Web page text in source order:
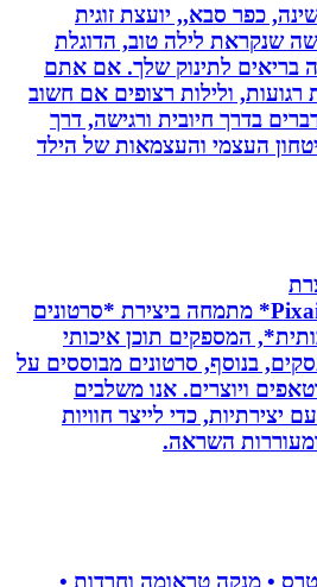
כפר סבא,, יועצת זוגית
שנקראת לילה טוב, הדוגלת
בריאים לתינוק שלך. אם אתם
ולילות רצופים אם חשוב
בדרך חיובית ורגישה, דרך
העצמי והעצמאות של הילד
*Pixai Dream Studio* מתמחה ביצירת *סרטונים
המספקים תוכן איכותי
בנוסף, סרטונים מבוססים על
ויוצרים. אנו משלבים
כדי לייצר חוויות
השראה.
• מנקה טראומה וחרדות •